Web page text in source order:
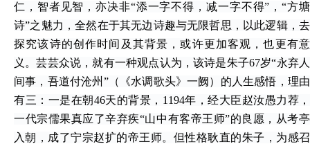
仁，智者见智，亦决非“添一字不得，减一字不得”，“方塘
诗”之魅力，全然在于其无边诗趣与无限哲思，以此逻辑，去
探究该诗的创作时间及其背景，或许更加客观，也更有意
义。芸芸众说，就有一种观点认为，该诗是朱子67岁“永弃人
间事，吾道付沧州”（《水调歌头》一阙）的人生感悟，理由
有三：一是在朝46天的背景，1194年，经大臣赵汝愚力荐，
一代宗儒果真应了辛弃疾“山中有客帝王师”的良愿，从考亭
入朝，成了宁宗赵扩的帝王师。但性格耿直的朱子，为感召